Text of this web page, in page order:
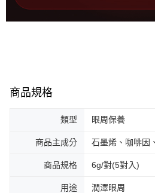
商品規格
類型 眼周保養
商品主成分 石墨烯、咖啡因
商品規格 6g/對(5對入)
用途 潤澤眼周